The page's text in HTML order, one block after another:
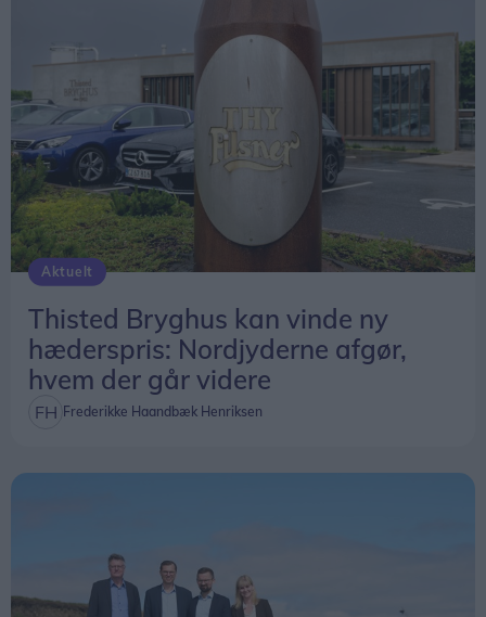
Aktuelt
Thisted Bryghus kan vinde ny
hæderspris: Nordjyderne afgør,
hvem der går videre
Frederikke Haandbæk Henriksen